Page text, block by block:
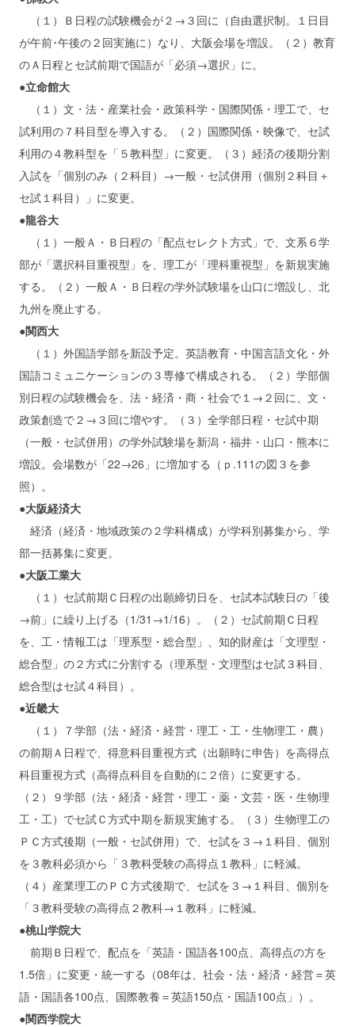
（１）Ｂ日程の試験機会が２→３回に（自由選択制。１日目
が午前･午後の２回実施に）なり、大阪会場を増設。（２）教育
のＡ日程とセ試前期で国語が「必須→選択」に。
●立命館大
（１）文・法・産業社会・政策科学・国際関係・理工で、セ
試利用の７科目型を導入する。（２）国際関係・映像で、セ試
利用の４教科型を「５教科型」に変更。（３）経済の後期分割
入試を「個別のみ（２科目）→一般・セ試併用（個別２科目＋
セ試１科目）」に変更。
●龍谷大
（１）一般Ａ・Ｂ日程の「配点セレクト方式」で、文系６学
部が「選択科目重視型」を、理工が「理科重視型」を新規実施
する。（２）一般Ａ・Ｂ日程の学外試験場を山口に増設し、北
九州を廃止する。
●関西大
（１）外国語学部を新設予定。英語教育・中国言語文化・外
国語コミュニケーションの３専修で構成される。（２）学部個
別日程の試験機会を、法・経済・商・社会で１→２回に、文・
政策創造で２→３回に増やす。（３）全学部日程・セ試中期
（一般・セ試併用）の学外試験場を新潟・福井・山口・熊本に
増設。会場数が「22→26」に増加する（ｐ.111の図３を参
照）。
●大阪経済大
経済（経済・地域政策の２学科構成）が学科別募集から、学
部一括募集に変更。
●大阪工業大
（１）セ試前期Ｃ日程の出願締切日を、セ試本試験日の「後
→前」に繰り上げる（1/31→1/16）。（２）セ試前期Ｃ日程
を、工・情報工は「理系型・総合型」、知的財産は「文理型・
総合型」の２方式に分割する（理系型・文理型はセ試３科目、
総合型はセ試４科目）。
●近畿大
（１）７学部（法・経済・経営・理工・工・生物理工・農）
の前期Ａ日程で、得意科目重視方式（出願時に申告）を高得点
科目重視方式（高得点科目を自動的に２倍）に変更する。
（２）９学部（法・経済・経営・理工・薬・文芸・医・生物理
工・工）でセ試Ｃ方式中期を新規実施する。（３）生物理工の
ＰＣ方式後期（一般・セ試併用）で、セ試を３→１科目、個別
を３教科必須から「３教科受験の高得点１教科」に軽減。
（４）産業理工のＰＣ方式後期で、セ試を３→１科目、個別を
「３教科受験の高得点２教科→１教科」に軽減。
●桃山学院大
前期Ｂ日程で、配点を「英語・国語各100点、高得点の方を
1.5倍」に変更・統一する（08年は、社会・法・経済・経営＝英
語・国語各100点、国際教養＝英語150点・国語100点」）。
●関西学院大